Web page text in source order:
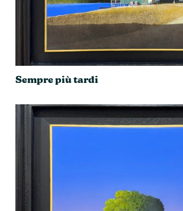
Sempre più tardi